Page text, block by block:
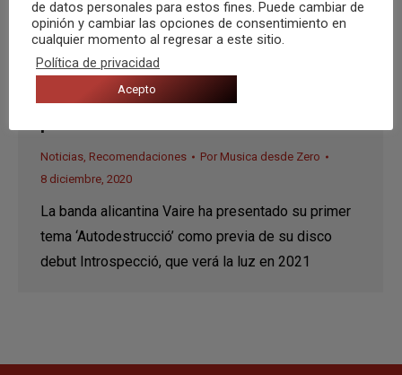
‘Autodestrucció’, así se lanzan los
alicantinos Vaire a la carrera por su
Noticias, Recomendaciones Por Musica desde Zero
8 diciembre, 2020
La banda alicantina Vaire ha presentado su primer
tema ‘Autodestrucció’ como previa de su disco
debut Introspecció, que verá la luz en 2021
de datos personales para estos fines. Puede cambiar de
opinión y cambiar las opciones de consentimiento en
cualquier momento al regresar a este sitio.
Política de privacidad
Acepto